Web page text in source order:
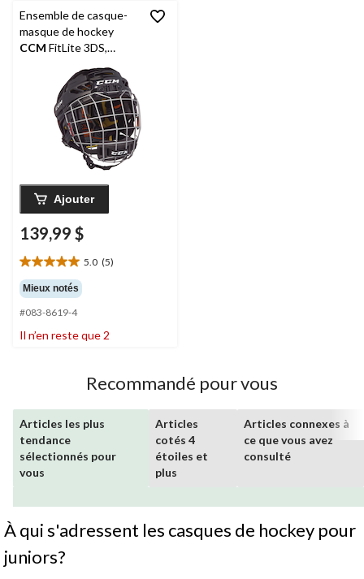
Ensemble de casque-
masque de hockey
CCM FitLite 3DS,
Ajouter
139,99 $
5.0 (5)
5.0
étoile(s)
sur
5.
5
Mieux notés
#083-8619-4
Il n’en reste que 2
Recommandé pour vous
Articles les plus
tendance
sélectionnés pour
vous
Articles
cotés 4
étoiles et
plus
Articles connexes à
ce que vous avez
consulté
À qui s'adressent les casques de hockey pour
juniors?